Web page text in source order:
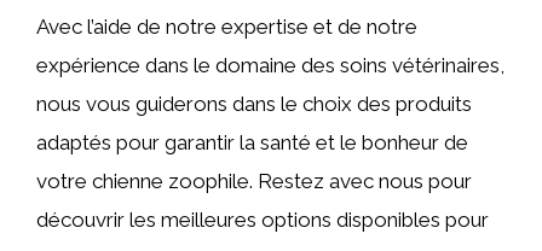
Avec l’aide de notre expertise et de notre
expérience dans le domaine des soins vétérinaires,
nous vous guiderons dans le choix des produits
adaptés pour garantir la santé et le bonheur de
votre chienne zoophile. Restez avec nous pour
découvrir les meilleures options disponibles pour